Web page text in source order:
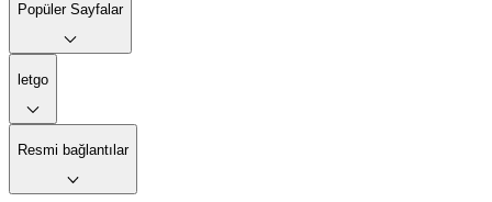
Popüler Sayfalar
letgo
Resmi bağlantılar